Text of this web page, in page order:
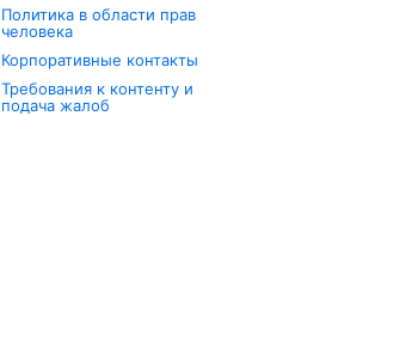
Политика в области прав
человека
Корпоративные контакты
Требования к контенту и
подача жалоб